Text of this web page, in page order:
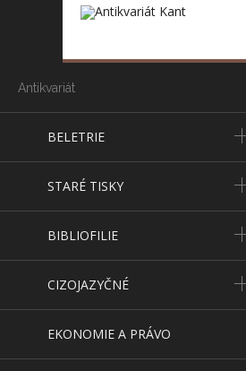
Antikvariát
BELETRIE
STARÉ TISKY
BIBLIOFILIE
CIZOJAZYČNÉ
EKONOMIE A PRÁVO